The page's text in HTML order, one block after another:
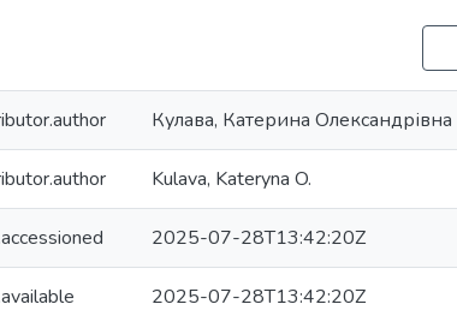
Кулава, Катерина Олександрівна
Kulava, Kateryna O.
2025-07-28T13:42:20Z
2025-07-28T13:42:20Z